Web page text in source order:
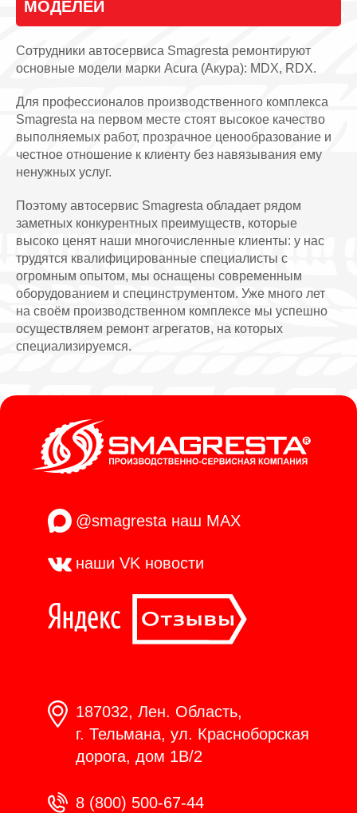
МОДЕЛЕЙ
Сотрудники автосервиса Smagresta ремонтируют
основные модели марки Acura (Акура): MDX, RDX.
Для профессионалов производственного комплекса
Smagresta на первом месте стоят высокое качество
выполняемых работ, прозрачное ценообразование и
честное отношение к клиенту без навязывания ему
ненужных услуг.
Поэтому автосервис Smagresta обладает рядом
заметных конкурентных преимуществ, которые
высоко ценят наши многочисленные клиенты: у нас
трудятся квалифицированные специалисты с
огромным опытом, мы оснащены современным
оборудованием и специнструментом. Уже много лет
на своём производственном комплексе мы успешно
осуществляем ремонт агрегатов, на которых
специализируемся.
@smagresta наш MAX
наши VK новости
187032, Лен. Область,
г. Тельмана, ул. Красноборская
дорога, дом 1В/2
8 (800) 500-67-44